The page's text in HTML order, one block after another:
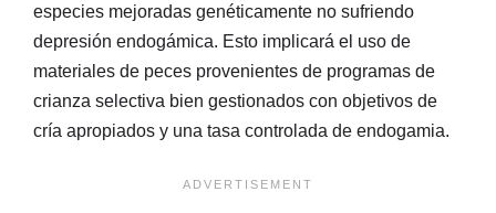
especies mejoradas genéticamente no sufriendo
depresión endogámica. Esto implicará el uso de
materiales de peces provenientes de programas de
crianza selectiva bien gestionados con objetivos de
cría apropiados y una tasa controlada de endogamia.